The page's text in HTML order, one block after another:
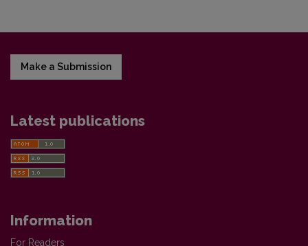
Make a Submission
Latest publications
Information
For Readers